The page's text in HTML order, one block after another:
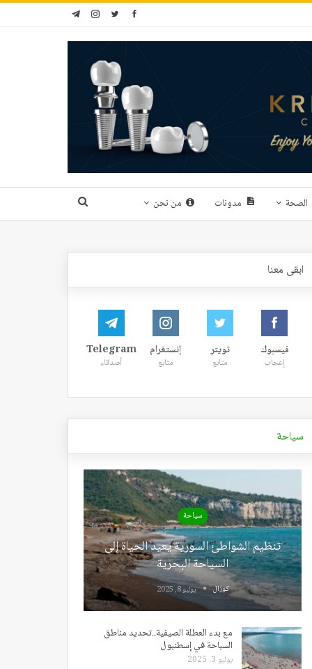
الصحة مدونات من نحن
ابقى معنا
فيسبوك
إعجاب
تويتر
متابع
إنستغرام
متابع
Telegram
أصدقاء
سياحة
سياحة
تنظيم الشواطئ السورية يعيد الحياة إلى
السياحة البحرية
كوزال يوليو 8, 2025
مع بدء العطلة الصيفية..تحديد مناطق
السباحة في إسطنبول
يوليو 3, 2025